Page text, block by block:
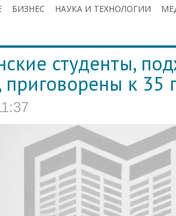
БИЗНЕС НАУКА И ТЕХНОЛОГИИ
студенты,
приговорены к